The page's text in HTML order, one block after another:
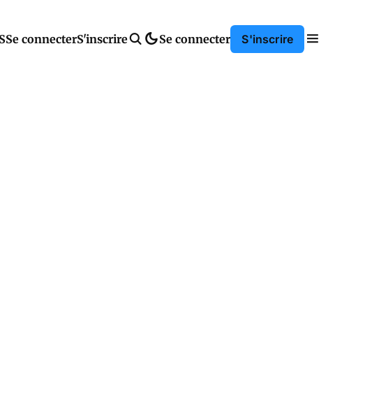
Se connecterS'inscrire Se connecter S'inscrire